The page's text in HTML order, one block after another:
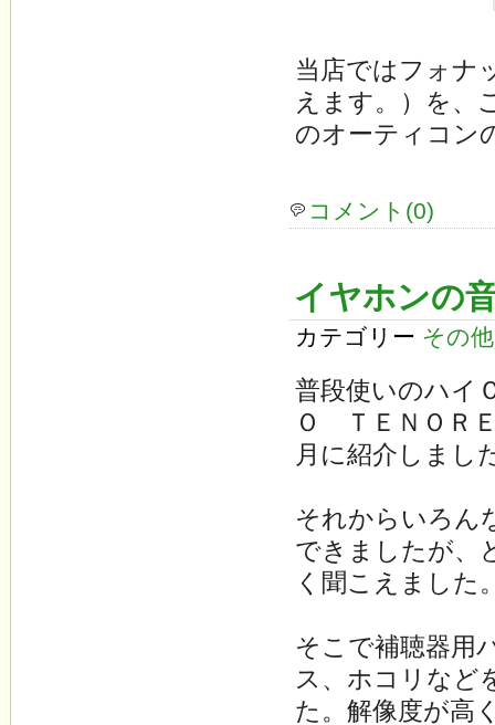
当店ではフォナ
えます。）を、
のオーティコン
コメント(0)
イヤホンの
カテゴリー その他
普段使いのハイ
Ｏ ＴＥＮＯＲ
月に紹介しまし
それからいろん
できましたが、
く聞こえました
そこで補聴器用
ス、ホコリなど
た。解像度が高